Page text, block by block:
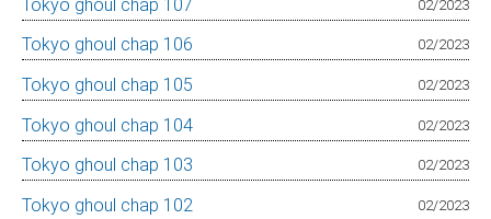
Tokyo ghoul chap 107 02/2023
Tokyo ghoul chap 106 02/2023
Tokyo ghoul chap 105 02/2023
Tokyo ghoul chap 104 02/2023
Tokyo ghoul chap 103 02/2023
Tokyo ghoul chap 102 02/2023